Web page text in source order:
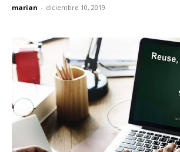
marian - diciembre 10, 2019